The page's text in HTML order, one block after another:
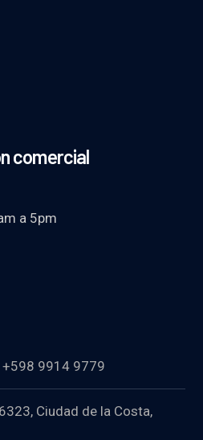
comercial
a 5pm
9914 9779
Ciudad de la Costa,